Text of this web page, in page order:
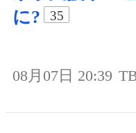
に?
35
08月07日 20:39